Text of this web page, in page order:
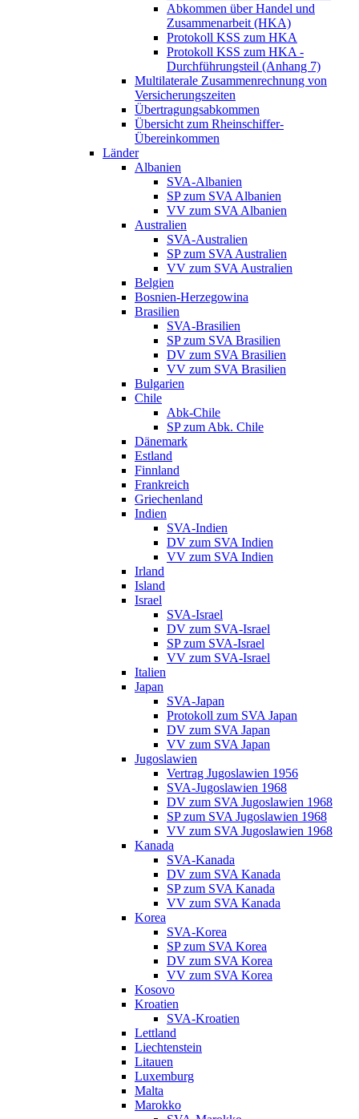
Abkommen über Handel und
Zusammenarbeit (HKA)
Protokoll KSS zum HKA
Protokoll KSS zum HKA -
Durchführungsteil (Anhang 7)
Multilaterale Zusammenrechnung von
Versicherungszeiten
Übertragungsabkommen
Übersicht zum Rheinschiffer-
Übereinkommen
Länder
Albanien
SVA-Albanien
SP zum SVA Albanien
VV zum SVA Albanien
Australien
SVA-Australien
SP zum SVA Australien
VV zum SVA Australien
Belgien
Bosnien-Herzegowina
Brasilien
SVA-Brasilien
SP zum SVA Brasilien
DV zum SVA Brasilien
VV zum SVA Brasilien
Bulgarien
Chile
Abk-Chile
SP zum Abk. Chile
Dänemark
Estland
Finnland
Frankreich
Griechenland
Indien
SVA-Indien
DV zum SVA Indien
VV zum SVA Indien
Irland
Island
Israel
SVA-Israel
DV zum SVA-Israel
SP zum SVA-Israel
VV zum SVA-Israel
Italien
Japan
SVA-Japan
Protokoll zum SVA Japan
DV zum SVA Japan
VV zum SVA Japan
Jugoslawien
Vertrag Jugoslawien 1956
SVA-Jugoslawien 1968
DV zum SVA Jugoslawien 1968
SP zum SVA Jugoslawien 1968
VV zum SVA Jugoslawien 1968
Kanada
SVA-Kanada
DV zum SVA Kanada
SP zum SVA Kanada
VV zum SVA Kanada
Korea
SVA-Korea
SP zum SVA Korea
DV zum SVA Korea
VV zum SVA Korea
Kosovo
Kroatien
SVA-Kroatien
Lettland
Liechtenstein
Litauen
Luxemburg
Malta
Marokko